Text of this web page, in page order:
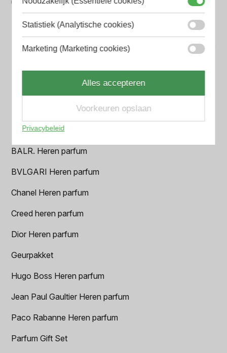
Wij hebben alle prijzen voor je verzameld zodat jij
minder tijd en geld kwijt bent
Populaire herengeuren
Aramis Heren parfum
Armani Heren parfum
Azzaro Heren parfum
BALR. Heren parfum
BVLGARI Heren parfum
Chanel Heren parfum
Creed heren parfum
Dior Heren parfum
Geurpakket
Hugo Boss Heren parfum
Jean Paul Gaultier Heren parfum
Paco Rabanne Heren parfum
Parfum Gift Set
Statistiek (Analytische cookies)
Marketing (Marketing cookies)
Alles accepteren
Voorkeuren opslaan
Privacybeleid